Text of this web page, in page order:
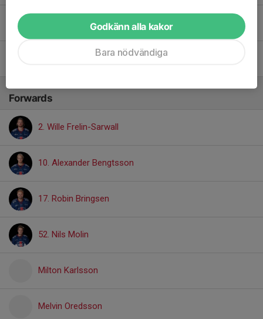
Kevin Arnström
Svante Bognäs
Forwards
2. Wille Frelin-Sarwall
10. Alexander Bengtsson
17. Robin Bringsen
52. Nils Molin
Milton Karlsson
Melvin Oredsson
Godkänn alla kakor
Bara nödvändiga